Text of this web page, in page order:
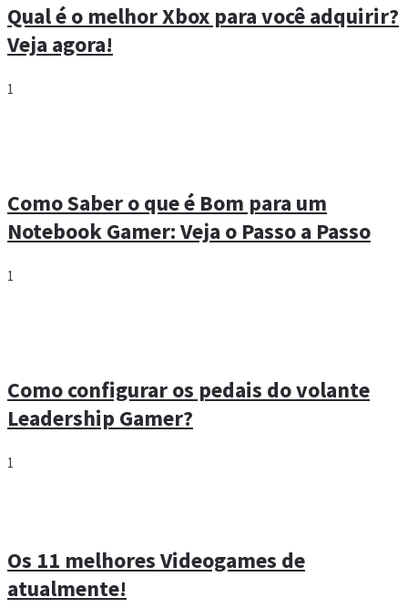
Qual é o melhor Xbox para você adquirir?
Veja agora!
1
Como Saber o que é Bom para um
Notebook Gamer: Veja o Passo a Passo
1
Como configurar os pedais do volante
Leadership Gamer?
1
Os 11 melhores Videogames de
atualmente!